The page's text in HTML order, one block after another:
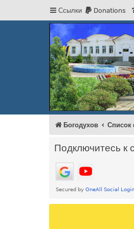
Ссылки Donations
Регистрация
Форум
Богодухов
Богодухов
Подключитесь к